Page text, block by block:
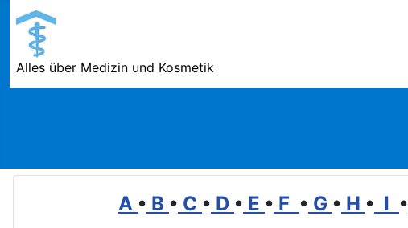
Alles über Medizin und Kosmetik
A • B • C • D • E • F • G • H • I •